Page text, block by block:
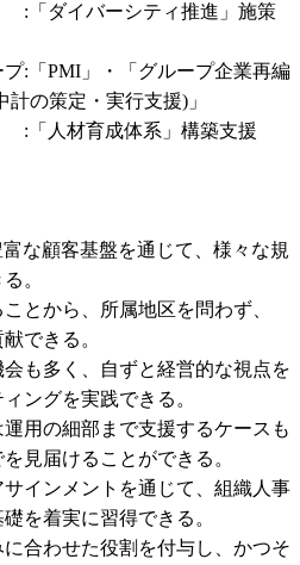
　:「ダイバーシティ推進」施策
プ:「PMI」・「グループ企業再編
の策定・実行支援)」
:「人材育成体系」構築支援
な顧客基盤を通じて、様々な規
。
とから、所属地区を問わず、
できる。
会も多く、自ずと経営的な視点を
ングを実践できる。
用の細部まで支援するケースも
見届けることができる。
サインメントを通じて、組織人事
を着実に習得できる。
に合わせた役割を付与し、かつそ